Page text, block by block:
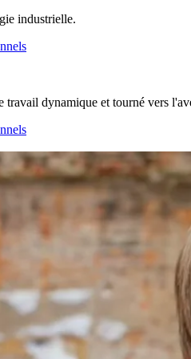
industrielle.
travail dynamique et tourné vers